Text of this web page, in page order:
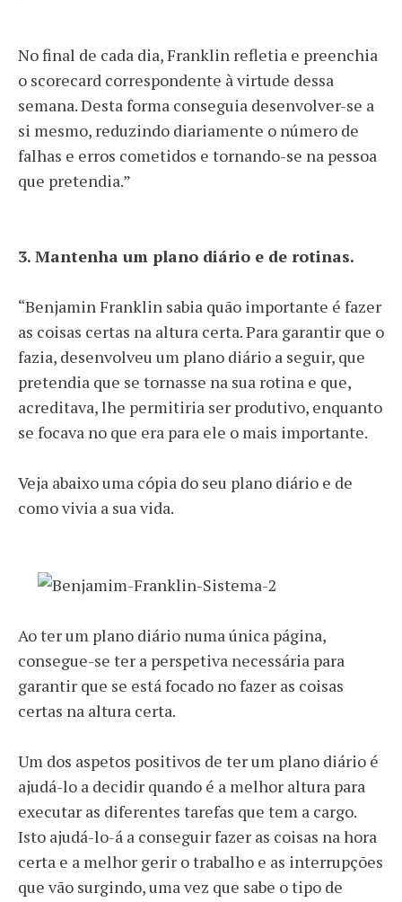
No final de cada dia, Franklin refletia e preenchia
o scorecard correspondente à virtude dessa
semana. Desta forma conseguia desenvolver-se a
si mesmo, reduzindo diariamente o número de
falhas e erros cometidos e tornando-se na pessoa
que pretendia.”
3. Mantenha um plano diário e de rotinas.
“Benjamin Franklin sabia quão importante é fazer
as coisas certas na altura certa. Para garantir que o
fazia, desenvolveu um plano diário a seguir, que
pretendia que se tornasse na sua rotina e que,
acreditava, lhe permitiria ser produtivo, enquanto
se focava no que era para ele o mais importante.
Veja abaixo uma cópia do seu plano diário e de
como vivia a sua vida.
Ao ter um plano diário numa única página,
consegue-se ter a perspetiva necessária para
garantir que se está focado no fazer as coisas
certas na altura certa.
Um dos aspetos positivos de ter um plano diário é
ajudá-lo a decidir quando é a melhor altura para
executar as diferentes tarefas que tem a cargo.
Isto ajudá-lo-á a conseguir fazer as coisas na hora
certa e a melhor gerir o trabalho e as interrupções
que vão surgindo, uma vez que sabe o tipo de